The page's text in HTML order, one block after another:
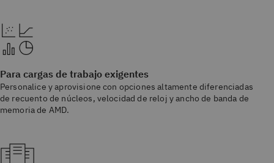
Para cargas de trabajo exigentes
Personalice y aprovisione con opciones altamente diferenciadas
de recuento de núcleos, velocidad de reloj y ancho de banda de
memoria de AMD.